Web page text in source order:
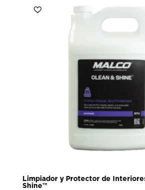
Limpiador y Protector de
Shine™